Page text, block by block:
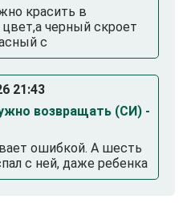
красить в
черный скроет
с
21:43
возвращать (СИ) -
ошибкой. А шесть
с ней, даже ребенка